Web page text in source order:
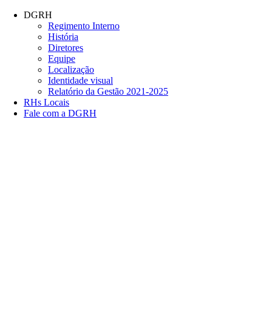
Conteúdo principal
DGRH
Regimento Interno
História
Diretores
Equipe
Localização
Identidade visual
Relatório da Gestão 2021-2025
RHs Locais
Fale com a DGRH